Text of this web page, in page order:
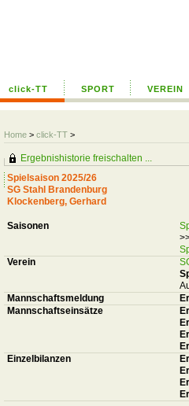
click-TT SPORT VEREIN
Home > click-TT >
Ergebnishistorie freischalten ...
Spielsaison 2025/26
SG Stahl Brandenburg
Klockenberg, Gerhard
Saisonen
Verein
Mannschaftsmeldung
Mannschaftseinsätze
Einzelbilanzen